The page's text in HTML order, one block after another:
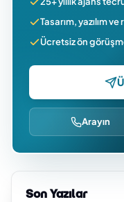
Tasarım, yazılım
Ücretsiz ön
Arayın
Son Yazılar